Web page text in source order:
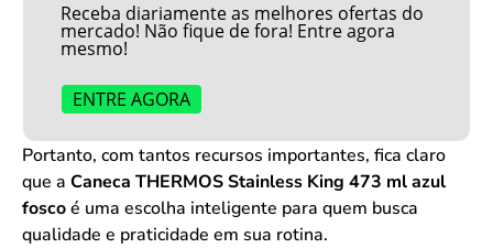
Receba diariamente as melhores ofertas do
mercado! Não fique de fora! Entre agora
mesmo!
ENTRE AGORA
Portanto, com tantos recursos importantes, fica claro
que a Caneca THERMOS Stainless King 473 ml azul
foscoé uma escolha inteligente para quem busca
qualidade e praticidade em sua rotina.